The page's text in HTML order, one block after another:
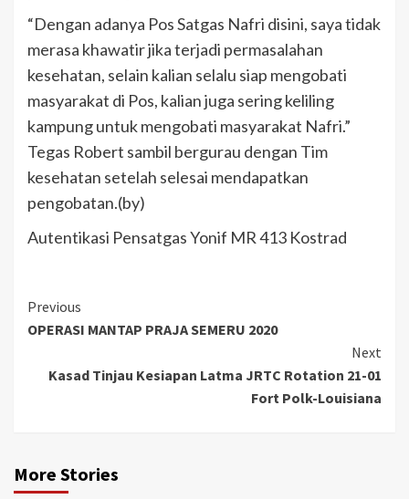
“Dengan adanya Pos Satgas Nafri disini, saya tidak
merasa khawatir jika terjadi permasalahan
kesehatan, selain kalian selalu siap mengobati
masyarakat di Pos, kalian juga sering keliling
kampung untuk mengobati masyarakat Nafri.”
Tegas Robert sambil bergurau dengan Tim
kesehatan setelah selesai mendapatkan
pengobatan.(by)
Autentikasi Pensatgas Yonif MR 413 Kostrad
Previous
OPERASI MANTAP PRAJA SEMERU 2020
Next
Kasad Tinjau Kesiapan Latma JRTC Rotation 21-01
Fort Polk-Louisiana
More Stories